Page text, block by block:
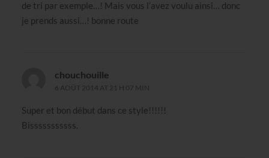
de tri par exemple…! Mais vous l’avez voulu ainsi… donc
je prends aussi…! bonne route
chouchouille
6 AOÛT 2014 AT 21 H 07 MIN
Super et bon début dans ce style!!!!!!
Bisssssssssss.